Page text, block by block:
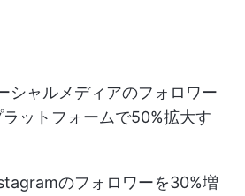
シャルメディアのフォロワー
ットフォームで50%拡大す
のフォロワーを30%増